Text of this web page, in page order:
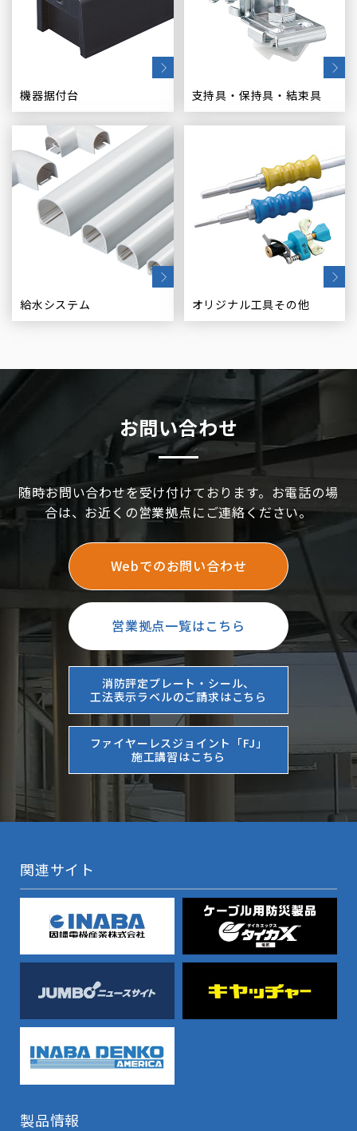
機器据付台 支持具・保持具・結束具
給水システム オリジナル工具その他
お問い合わせ
随時お問い合わせを受け付けております。お電話の場
合は、お近くの営業拠点にご連絡ください。
Webでのお問い合わせ
営業拠点一覧はこちら
消防評定プレート・シール、
工法表示ラベルのご請求はこちら
ファイヤーレスジョイント「FJ」
施工講習はこちら
関連サイト
製品情報